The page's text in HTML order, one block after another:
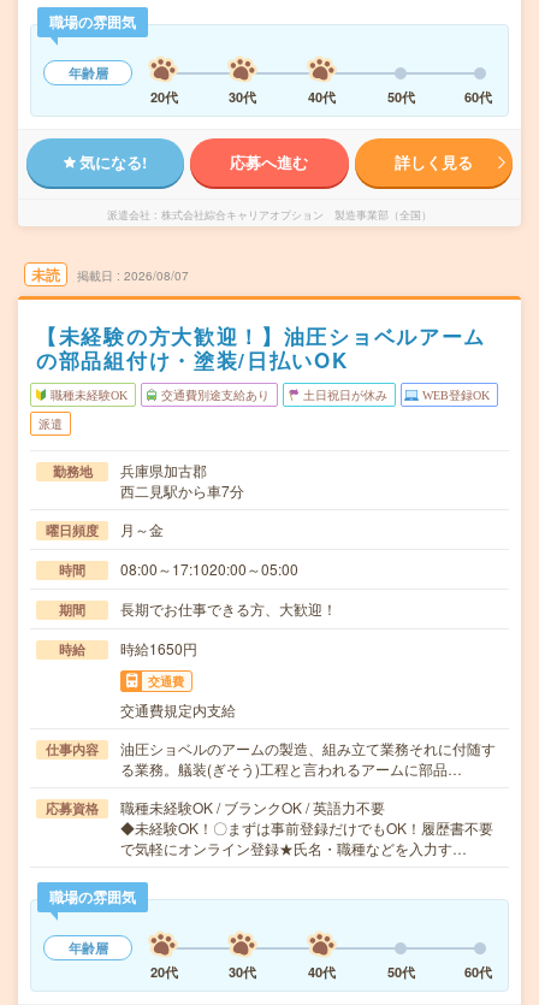
職場の雰囲気
年齢層
20代
30代 40代 50代 60代
気になる! 応募へ進む 詳しく見る
派遣会社 株式会社綜合キャリアオプション 製造事業部（全国）
未読 掲載日 2026/08/07
【未経験の方大歓迎！】油圧ショベルアーム
の部品組付け・塗装/日払いOK
職種未経験OK 交通費別途支給あり 土日祝日が休み WEB登録OK
派遣
勤務地
兵庫県加古郡
西二見駅から車7分
曜日頻度 月～金
時間 08:00～17:1020:00～05:00
期間 長期でお仕事できる方、大歓迎！
時給 時給1650円
交通費
交通費規定内支給
仕事内容
油圧ショベルのアームの製造、組み立て業務それに付随す
る業務。艤装(ぎそう)工程と言われるアームに部品…
応募資格
職種未経験OK / ブランクOK / 英語力不要
◆未経験OK！〇まずは事前登録だけでもOK！履歴書不要
で気軽にオンライン登録★氏名・職種などを入力す…
職場の雰囲気
年齢層
20代
30代 40代 50代 60代